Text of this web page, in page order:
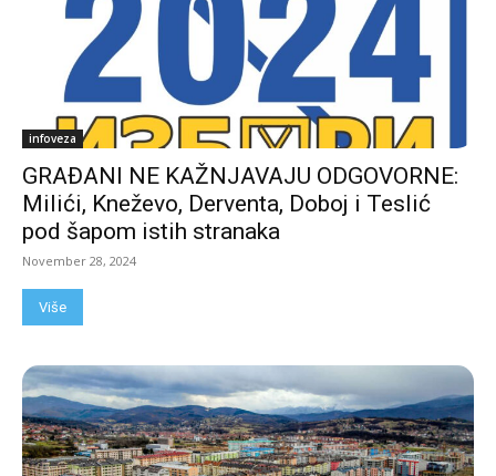
infoveza
GRAĐANI NE KAŽNJAVAJU ODGOVORNE:
Milići, Kneževo, Derventa, Doboj i Teslić
pod šapom istih stranaka
November 28, 2024
Više